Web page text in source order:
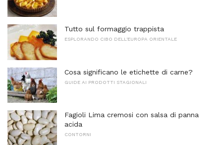
Tutto sul formaggio trappista
ESPLORANDO CIBO DELL'EUROPA ORIENTALE
Cosa significano le etichette di carne?
GUIDE AI PRODOTTI STAGIONALI
Fagioli Lima cremosi con salsa di panna
acida
CONTORNI